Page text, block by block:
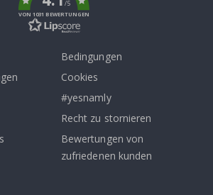
/5
VON 1031 BEWERTUNGEN
Bedingungen
Cookies
#yesnamly
Recht zu stornieren
Bewertungen von
zufriedenen kunden